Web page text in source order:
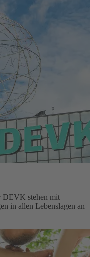
DEVK stehen mit
in allen Lebenslagen an